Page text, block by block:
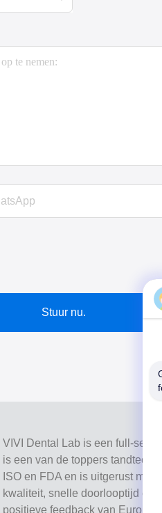
Stuur nu.
VIVI Dental Lab is een full-
is een van de toppers
ISO en FDA en is uitgerust met
kwaliteit, snelle doorlooptijd en
positieve feedback van